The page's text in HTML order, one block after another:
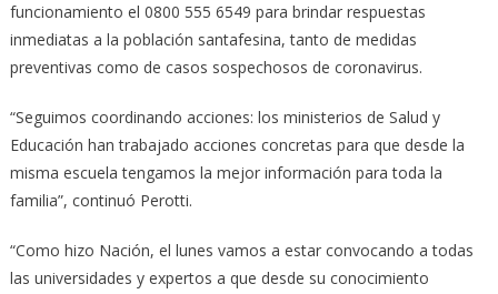
funcionamiento el 0800 555 6549 para brindar respuestas
inmediatas a la población santafesina, tanto de medidas
preventivas como de casos sospechosos de coronavirus.
“Seguimos coordinando acciones: los ministerios de Salud y
Educación han trabajado acciones concretas para que desde la
misma escuela tengamos la mejor información para toda la
familia”, continuó Perotti.
“Como hizo Nación, el lunes vamos a estar convocando a todas
las universidades y expertos a que desde su conocimiento